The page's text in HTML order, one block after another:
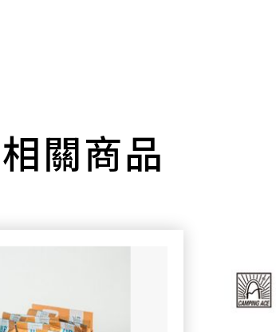
關商品